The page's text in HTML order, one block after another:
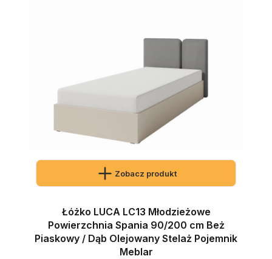
Zobacz produkt
Łóżko LUCA LC13 Młodzieżowe
Powierzchnia Spania 90/200 cm Beż
Piaskowy / Dąb Olejowany Stelaż Pojemnik
Meblar